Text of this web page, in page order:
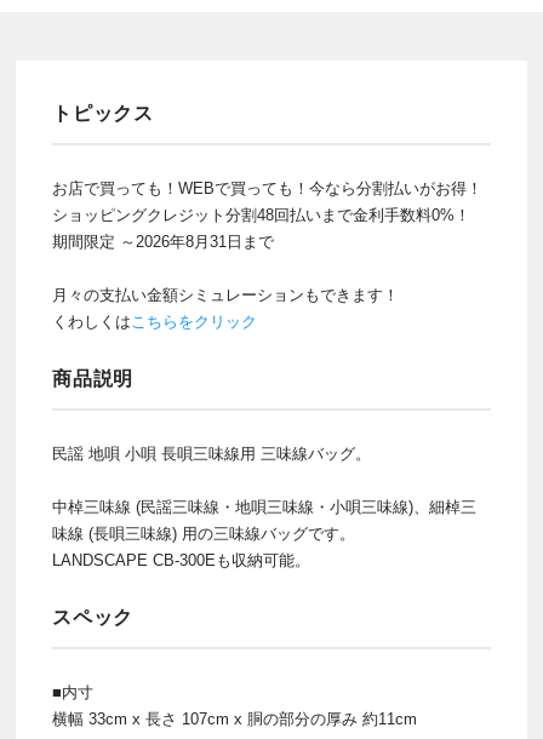
トピックス
お店で買っても！WEBで買っても！今なら分割払いがお得！
ショッピングクレジット分割48回払いまで金利手数料0%！
期間限定 ～2026年8月31日まで
月々の支払い金額シミュレーションもできます！
くわしくはこちらをクリック
商品説明
民謡 地唄 小唄 長唄三味線用 三味線バッグ。
中棹三味線 (民謡三味線・地唄三味線・小唄三味線)、細棹三
味線 (長唄三味線) 用の三味線バッグです。
LANDSCAPE CB-300Eも収納可能。
スペック
■内寸
横幅 33cm x 長さ 107cm x 胴の部分の厚み 約11cm